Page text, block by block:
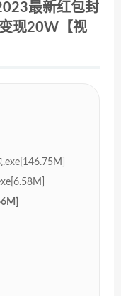
最新红包封
现20W【视